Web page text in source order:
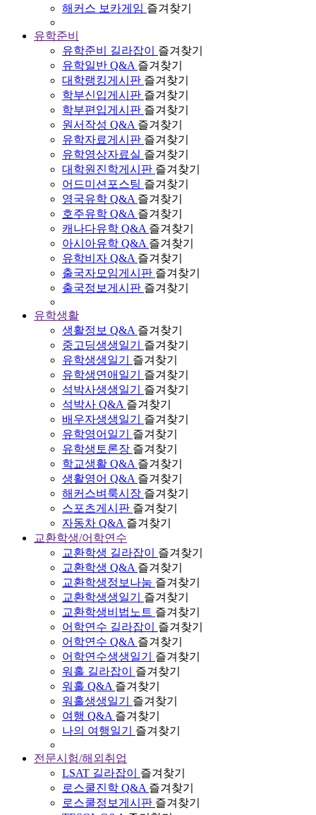
해커스 보카게임 즐겨찾기
유학준비
유학준비 길라잡이
즐겨찾기
유학일반 Q&A 즐겨찾기
대학랭킹게시판 즐겨찾기
학부신입게시판 즐겨찾기
학부편입게시판 즐겨찾기
원서작성 Q&A 즐겨찾기
유학자료게시판 즐겨찾기
유학영상자료실 즐겨찾기
대학원진학게시판 즐겨찾기
어드미션포스팅 즐겨찾기
영국유학 Q&A 즐겨찾기
호주유학 Q&A 즐겨찾기
캐나다유학 Q&A 즐겨찾기
아시아유학 Q&A 즐겨찾기
유학비자 Q&A 즐겨찾기
출국자모임게시판 즐겨찾기
출국정보게시판 즐겨찾기
유학생활
생활정보 Q&A 즐겨찾기
중고딩생생일기
즐겨찾기
유학생생일기
즐겨찾기
유학생연애일기
즐겨찾기
석박사생생일기
즐겨찾기
석박사 Q&A 즐겨찾기
배우자생생일기
즐겨찾기
유학영어일기
즐겨찾기
유학생토론장 즐겨찾기
학교생활 Q&A 즐겨찾기
생활영어 Q&A 즐겨찾기
해커스벼룩시장 즐겨찾기
스포츠게시판 즐겨찾기
자동차 Q&A 즐겨찾기
교환학생/어학연수
교환학생 길라잡이
즐겨찾기
교환학생 Q&A 즐겨찾기
교환학생정보나눔 즐겨찾기
교환학생생일기
즐겨찾기
교환학생비법노트 즐겨찾기
어학연수 길라잡이
즐겨찾기
어학연수 Q&A 즐겨찾기
어학연수생생일기
즐겨찾기
워홀 길라잡이
즐겨찾기
워홀 Q&A 즐겨찾기
워홀생생일기
즐겨찾기
여행 Q&A 즐겨찾기
나의 여행일기
즐겨찾기
전문시험/해외취업
LSAT 길라잡이
즐겨찾기
로스쿨진학 Q&A 즐겨찾기
로스쿨정보게시판 즐겨찾기